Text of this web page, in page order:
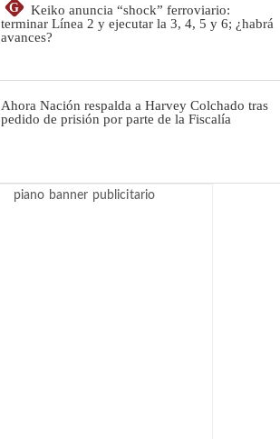
G
Keiko anuncia “shock” ferroviario:
terminar Línea 2 y ejecutar la 3, 4, 5 y 6; ¿habrá
avances?
Ahora Nación respalda a Harvey Colchado tras
pedido de prisión por parte de la Fiscalía